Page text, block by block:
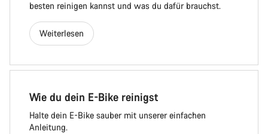
besten reinigen kannst und was du dafür brauchst.
Weiterlesen
Wie du dein E-Bike reinigst
Halte dein E-Bike sauber mit unserer einfachen
Anleitung.